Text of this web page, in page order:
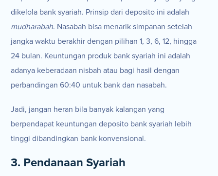
dikelola bank syariah. Prinsip dari deposito ini adalah
mudharabah. Nasabah bisa menarik simpanan setelah
jangka waktu berakhir dengan pilihan 1, 3, 6, 12, hingga
24 bulan. Keuntungan produk bank syariah ini adalah
adanya keberadaan nisbah atau bagi hasil dengan
perbandingan 60:40 untuk bank dan nasabah.
Jadi, jangan heran bila banyak kalangan yang
berpendapat keuntungan deposito bank syariah lebih
tinggi dibandingkan bank konvensional.
3. Pendanaan Syariah